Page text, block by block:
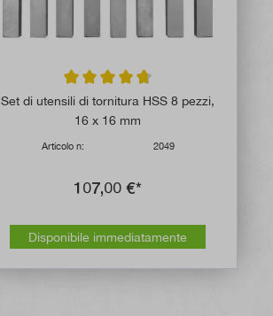
Valutazione media di 4.6 su 5 stelle
Set di utensili di tornitura HSS 8 pezzi,
16 x 16 mm
Articolo n: 2049
107,00 €*
Disponibile immediatamente